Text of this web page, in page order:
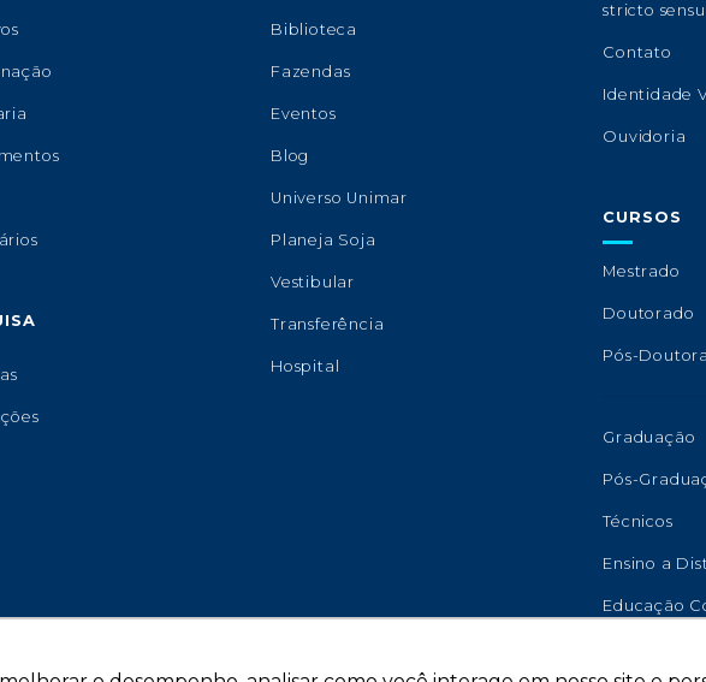
Biblioteca
Fazendas
Eventos
Blog
Universo Unimar
Planeja Soja
Vestibular
Transferência
Hospital
stricto sensu
Contato
Identidade
Ouvidoria
CURSOS
Mestrado
Doutorado
Pós-
Graduação
Pós-
Técnicos
Ensino a
Educação